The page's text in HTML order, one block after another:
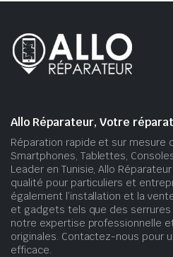
Allo Réparateur, Votre
Réparation rapide et sur mesure
Smartphones, Tablettes,
Leader en Tunisie, Allo
qualité pour particuliers et
également l’installation et la
et gadgets tels que des
notre expertise professionnelle
originales. Contactez-nous pour
efficace.